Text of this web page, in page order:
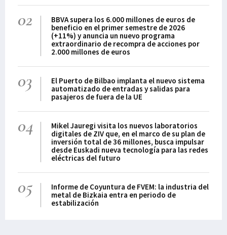
dos millones, cuando en su
primer año se registraron
15.000 solicitudes.
02
BBVA supera los 6.000 millones de euros de
beneficio en el primer semestre de 2026
(+11%) y anuncia un nuevo programa
extraordinario de recompra de acciones por
2.000 millones de euros
03
El Puerto de Bilbao implanta el nuevo sistema
automatizado de entradas y salidas para
pasajeros de fuera de la UE
04
Mikel Jauregi visita los nuevos laboratorios
digitales de ZIV que, en el marco de su plan de
inversión total de 36 millones, busca impulsar
desde Euskadi nueva tecnología para las redes
eléctricas del futuro
05
Informe de Coyuntura de FVEM: la industria del
metal de Bizkaia entra en periodo de
estabilización